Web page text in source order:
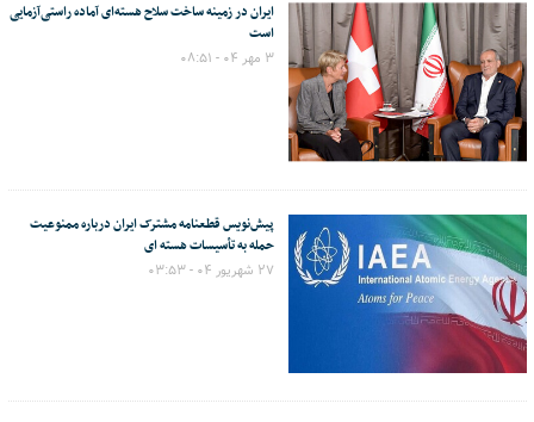
ایران در زمینه ساخت سلاح هسته‌ای آماده راستی‌آزمایی
است
۳ مهر ۰۴ - ۰۸:۵۱
پیش‌نویس قطعنامه مشترک ایران درباره ممنوعیت
حمله به تأسیسات هسته ای
۲۷ شهریور ۰۴ - ۰۳:۵۳